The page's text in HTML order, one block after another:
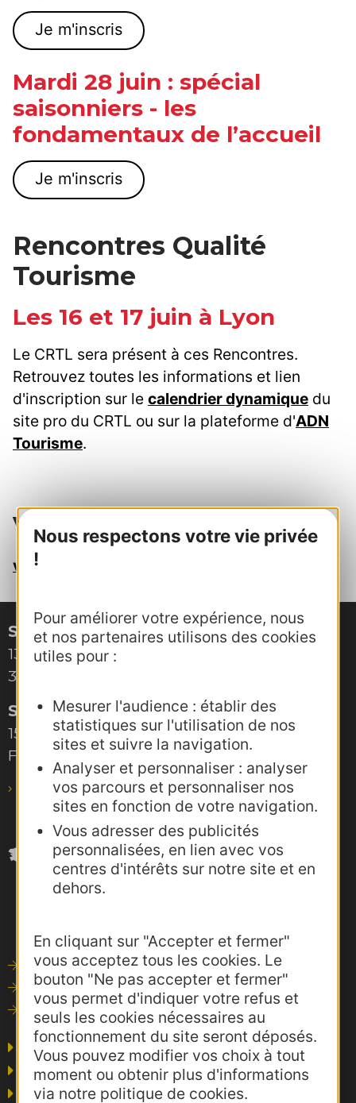
Nous respectons votre vie privée
!
Pour améliorer votre expérience, nous
et nos partenaires utilisons des cookies
utiles pour :
Mesurer l'audience : établir des
statistiques sur l'utilisation de nos
sites et suivre la navigation.
Analyser et personnaliser : analyser
vos parcours et personnaliser nos
sites en fonction de votre navigation.
Vous adresser des publicités
personnalisées, en lien avec vos
centres d'intérêts sur notre site et en
dehors.
En cliquant sur "Accepter et fermer"
vous acceptez tous les cookies. Le
bouton "Ne pas accepter et fermer"
vous permet d'indiquer votre refus et
seuls les cookies nécessaires au
fonctionnement du site seront déposés.
Vous pouvez modifier vos choix à tout
moment ou obtenir plus d'informations
via notre politique de cookies.
Je m'inscris
Mardi 28 juin : spécial
saisonniers - les
fondamentaux de l’accueil
Je m'inscris
Rencontres Qualité
Tourisme
Les 16 et 17 juin à Lyon
Le CRTL sera présent à ces Rencontres.
Retrouvez toutes les informations et lien
d'inscription sur le calendrier dynamique du
site pro du CRTL ou sur la plateforme d'ADN
Tourisme.
Votre contact au CRTL
veronique.mercadier@crtoccitanie.fr
Site de Montpellier
132, boulevard Pénélope
34000 Montpellier
Site de Toulouse
15, rue Rivals – CS 78543
F-31685 Toulouse Cedex 6
pro@agence-adocc.com
Outils de communication
Photothèque
Consultations
Agence AD'OCC
Presse et influence
Voyagistes